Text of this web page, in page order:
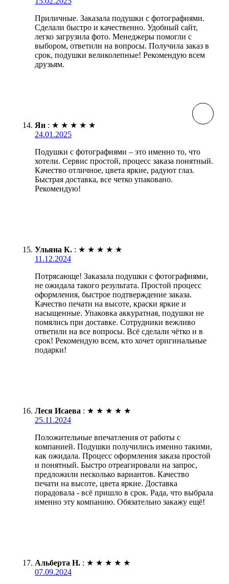
Приличные. Заказала подушки с фотографиями.
Сделали быстро и качественно. Удобный сайт,
легко загрузила фото. Менеджеры помогли с
выбором, ответили на вопросы. Получила заказ в
срок, подушки великолепные! Рекомендую всем
друзьям.
Ян : ★ ★ ★ ★ ★
24.01.2025
Подушки с фотографиями – это именно то, что
хотели. Сервис простой, процесс заказа понятный.
Качество отличное, цвета яркие, радуют глаз.
Быстрая доставка, все четко упаковано.
Рекомендую!
Ульяна К. : ★ ★ ★ ★ ★
11.12.2024
Потрясающе! Заказала подушки с фотографиями,
не ожидала такого результата. Простой процесс
оформления, быстрое подтверждение заказа.
Качество печати на высоте, краски яркие и
насыщенные. Упаковка аккуратная, подушки не
помялись при доставке. Сотрудники вежливо
ответили на все вопросы. Всё сделали чётко и в
срок! Рекомендую всем, кто хочет оригинальные
подарки!
Леся Исаева : ★ ★ ★ ★ ★
25.11.2024
Положительные впечатления от работы с
компанией. Подушки получились именно такими,
как ожидала. Процесс оформления заказа простой
и понятный. Быстро отреагировали на запрос,
предложили несколько вариантов. Качество
печати на высоте, цвета яркие. Доставка
порадовала - всё пришло в срок. Рада, что выбрала
именно эту компанию. Обязательно закажу ещё!
Альберта Н. : ★ ★ ★ ★ ★
07.09.2024